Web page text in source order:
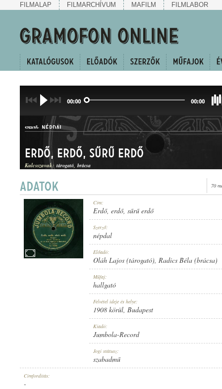
FILMALAP FILMARCHÍVUM MAFILM FILMLABOR
00:00 00:00
SZERZŐ: NÉPDAL
HALLGATÓ
1908 KÖRÜL
Erdő, erdő, sűrű erdő
Kulcsszavak: tárogató brácsa
70
Cím:
Erdő, erdő, sűrű erdő
Szerző:
népdal
Előadó:
Oláh Lajos (tárogató), Radics Béla (brácsa)
Műfaj:
hallgató
Felvétel ideje és helye:
1908 körül, Budapest
Kiadó:
Jumbola-Record
Jogi státusz:
szabadmű
Címfordítás:
-